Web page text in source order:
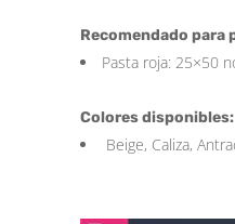
Recomendado para
Pasta roja: 25×50
Colores disponibles:
Beige, Caliza,